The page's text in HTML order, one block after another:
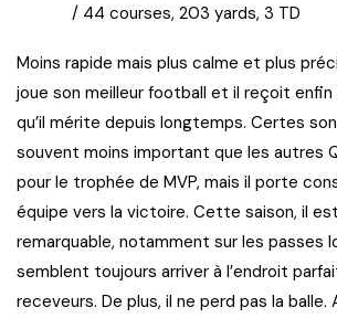
/ 44 courses, 203 yards, 3 TD
Moins rapide mais plus calme et plus
joue son meilleur football et il reçoit
qu’il mérite depuis longtemps. Certes
souvent moins important que les autres
pour le trophée de MVP, mais il porte
équipe vers la victoire. Cette saison, il
remarquable, notamment sur les passes
semblent toujours arriver à l’endroit
receveurs. De plus, il ne perd pas la balle.